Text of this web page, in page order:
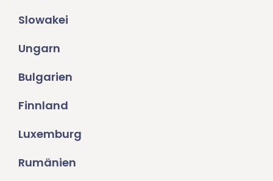
Slowakei
Ungarn
Bulgarien
Finnland
Luxemburg
Rumänien